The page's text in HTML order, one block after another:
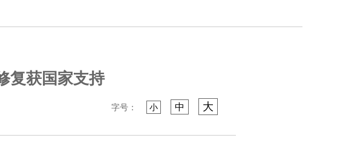
复获国家支持
字号： 小 中 大